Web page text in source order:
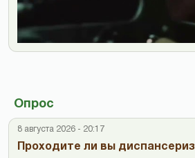
Опрос
8 августа 2026 - 20:17
Проходите ли вы